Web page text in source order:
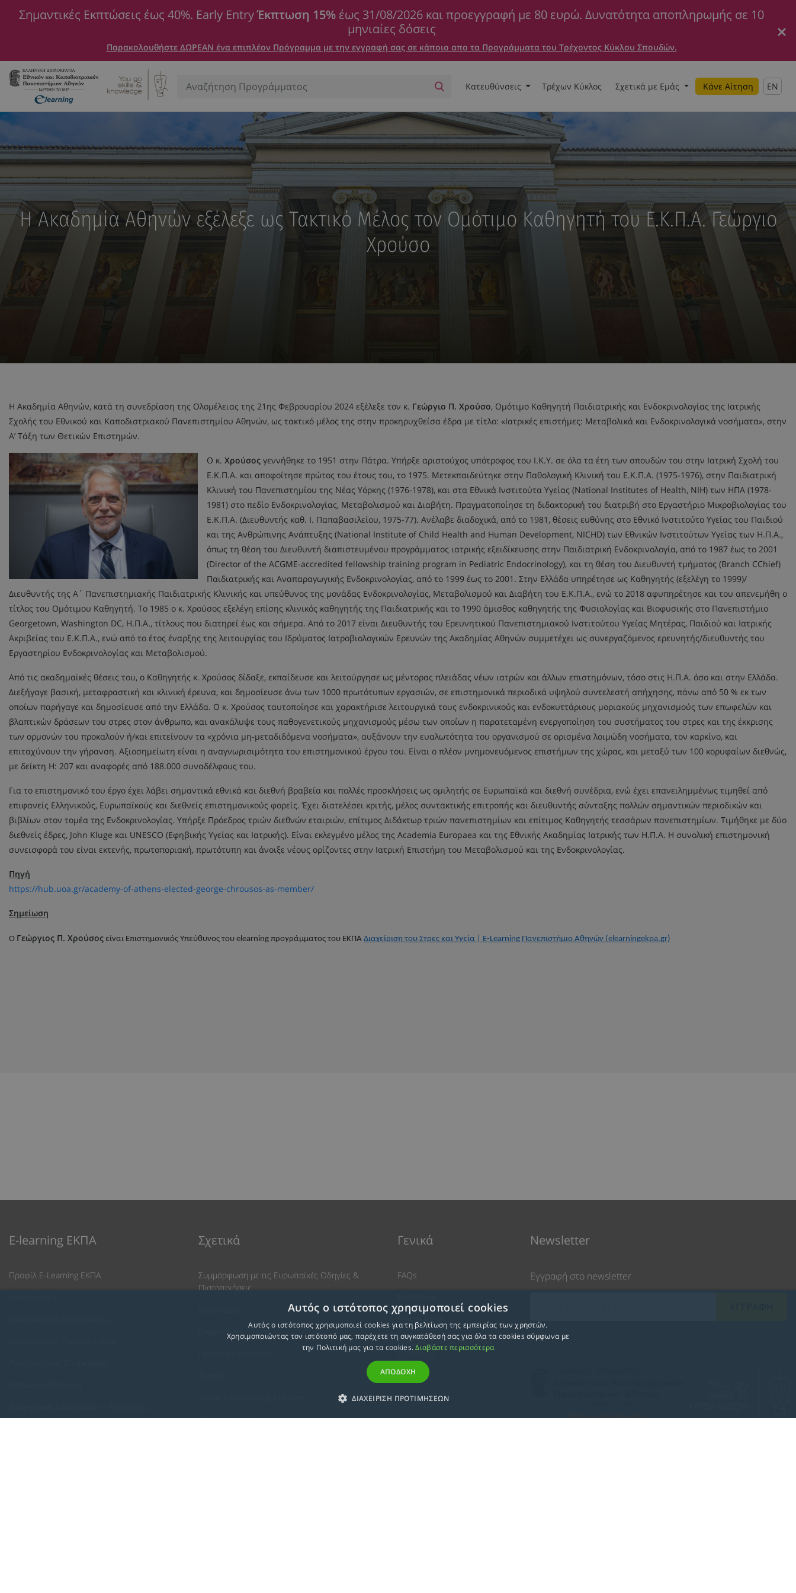
Σημαντικές Εκπτώσεις έως 40%. Early EntryΈκπτωση 15% έως 31/08/2026 και προεγγραφή με 80 ευρώ. Δυνατότητα αποπληρωμής σε 10
μηνιαίες δόσεις
Παρακολουθήστε ΔΩΡΕΑΝ ένα επιπλέον Πρόγραμμα με την εγγραφή σας σε κάποιο απο τα Προγράμματα του Τρέχοντος Κύκλου Σπουδών.
Αναζήτηση:
Κατευθύνσεις Τρέχων Κύκλος Σχετικά με Εμάς Κάνε Αίτηση EN
Η Ακαδημία Αθηνών εξέλεξε ως Τακτικό Μέλος τον Ομότιμο Καθηγητή του Ε.Κ.Π.Α. Γεώργιο
Χρούσο
Η Ακαδημία Αθηνών, κατά τη συνεδρίαση της Ολομέλειας της 21ης Φεβρουαρίου 2024 εξέλεξε τον κ. Γεώργιο Π. Χρούσο, Ομότιμο Καθηγητή Παιδιατρικής και Ενδοκρινολογίας της Ιατρικής
Σχολής του Εθνικού και Καποδιστριακού Πανεπιστημίου Αθηνών, ως τακτικό μέλος της στην προκηρυχθείσα έδρα με τίτλο: «Ιατρικές επιστήμες: Μεταβολικά και Ενδοκρινολογικά νοσήματα», στην
Α’ Τάξη των Θετικών Επιστημών.
Ο κ. Χρούσος γεννήθηκε το 1951 στην Πάτρα. Υπήρξε αριστούχος υπότροφος του Ι.Κ.Υ. σε όλα τα έτη των σπουδών του στην Ιατρική Σχολή του
Ε.Κ.Π.Α. και αποφοίτησε πρώτος του έτους του, το 1975. Μετεκπαιδεύτηκε στην Παθολογική Κλινική του Ε.Κ.Π.Α. (1975-1976), στην Παιδιατρική
Κλινική του Πανεπιστημίου της Νέας Υόρκης (1976-1978), και στα Εθνικά Ινστιτούτα Υγείας (National Institutes of Health, ΝΙΗ) των ΗΠΑ (1978-
1981) στο πεδίο Ενδοκρινολογίας, Μεταβολισμού και Διαβήτη. Πραγματοποίησε τη διδακτορική του διατριβή στο Εργαστήριο Μικροβιολογίας του
Ε.Κ.Π.Α. (Διευθυντής καθ. Ι. Παπαβασιλείου, 1975-77). Ανέλαβε διαδοχικά, από το 1981, θέσεις ευθύνης στο Εθνικό Ινστιτούτο Υγείας του Παιδιού
και της Ανθρώπινης Ανάπτυξης (National Institute of Child Health and Human Development, NICHD) των Εθνικών Ινστιτούτων Υγείας των Η.Π.Α.,
όπως τη θέση του Διευθυντή διαπιστευμένου προγράμματος ιατρικής εξειδίκευσης στην Παιδιατρική Ενδοκρινολογία, από το 1987 έως το 2001
(Director of the ACGME-accredited fellowship training program in Pediatric Endocrinology), και τη θέση του Διευθυντή τμήματος (Branch CChief)
Παιδιατρικής και Αναπαραγωγικής Ενδοκρινολογίας, από το 1999 έως το 2001. Στην Ελλάδα υπηρέτησε ως Καθηγητής (εξελέγη το 1999)/
Διευθυντής της Α΄ Πανεπιστημιακής Παιδιατρικής Κλινικής και υπεύθυνος της μονάδας Ενδοκρινολογίας, Μεταβολισμού και Διαβήτη του Ε.Κ.Π.Α., ενώ το 2018 αφυπηρέτησε και του απενεμήθη ο
τίτλος του Ομότιμου Καθηγητή. Το 1985 ο κ. Χρούσος εξελέγη επίσης κλινικός καθηγητής της Παιδιατρικής και το 1990 άμισθος καθηγητής της Φυσιολογίας και Βιοφυσικής στο Πανεπιστήμιο
Georgetown, Washington DC, Η.Π.Α., τίτλους που διατηρεί έως και σήμερα. Από το 2017 είναι Διευθυντής του Ερευνητικού Πανεπιστημιακού Ινστιτούτου Υγείας Μητέρας, Παιδιού και Ιατρικής
Ακριβείας του Ε.Κ.Π.Α., ενώ από το έτος έναρξης της λειτουργίας του Ιδρύματος Ιατροβιολογικών Ερευνών της Ακαδημίας Αθηνών συμμετέχει ως συνεργαζόμενος ερευνητής/διευθυντής του
Εργαστηρίου Ενδοκρινολογίας και Μεταβολισμού.
Από τις ακαδημαϊκές θέσεις του, ο Καθηγητής κ. Χρούσος δίδαξε, εκπαίδευσε και λειτούργησε ως μέντορας πλειάδας νέων ιατρών και άλλων επιστημόνων, τόσο στις Η.Π.Α. όσο και στην Ελλάδα.
Διεξήγαγε βασική, μεταφραστική και κλινική έρευνα, και δημοσίευσε άνω των 1000 πρωτότυπων εργασιών, σε επιστημονικά περιοδικά υψηλού συντελεστή απήχησης, πάνω από 50 % εκ των
οποίων παρήγαγε και δημοσίευσε από την Ελλάδα. Ο κ. Χρούσος ταυτοποίησε και χαρακτήρισε λειτουργικά τους ενδοκρινικούς και ενδοκυττάριους μοριακούς μηχανισμούς των επωφελών και
βλαπτικών δράσεων του στρες στον άνθρωπο, και ανακάλυψε τους παθογενετικούς μηχανισμούς μέσω των οποίων η παρατεταμένη ενεργοποίηση του συστήματος του στρες και της έκκρισης
των ορμονών του προκαλούν ή/και επιτείνουν τα «χρόνια μη-μεταδιδόμενα νοσήματα», αυξάνουν την ευαλωτότητα του οργανισμού σε ορισμένα λοιμώδη νοσήματα, τον καρκίνο, και
επιταχύνουν την γήρανση. Αξιοσημείωτη είναι η αναγνωρισιμότητα του επιστημονικού έργου του. Είναι ο πλέον μνημονευόμενος επιστήμων της χώρας, και μεταξύ των 100 κορυφαίων διεθνώς,
με δείκτη H: 207 και αναφορές από 188.000 συναδέλφους του.
Για το επιστημονικό του έργο έχει λάβει σημαντικά εθνικά και διεθνή βραβεία και πολλές προσκλήσεις ως ομιλητής σε Ευρωπαϊκά και διεθνή συνέδρια, ενώ έχει επανειλημμένως τιμηθεί από
επιφανείς Ελληνικούς, Ευρωπαϊκούς και διεθνείς επιστημονικούς φορείς. Έχει διατελέσει κριτής, μέλος συντακτικής επιτροπής και διευθυντής σύνταξης πολλών σημαντικών περιοδικών και
βιβλίων στον τομέα της Ενδοκρινολογίας. Υπήρξε Πρόεδρος τριών διεθνών εταιριών, επίτιμος Διδάκτωρ τριών πανεπιστημίων και επίτιμος Καθηγητής τεσσάρων πανεπιστημίων. Τιμήθηκε με δύο
διεθνείς έδρες, John Kluge και UNESCO (Εφηβικής Υγείας και Ιατρικής). Είναι εκλεγμένο μέλος της Academia Europaea και της Εθνικής Ακαδημίας Ιατρικής των Η.Π.Α. Η συνολική επιστημονική
συνεισφορά του είναι εκτενής, πρωτοποριακή, πρωτότυπη και άνοιξε νέους ορίζοντες στην Ιατρική Επιστήμη του Μεταβολισμού και της Ενδοκρινολογίας.
Πηγή
https://hub.uoa.gr/academy-of-athens-elected-george-chrousos-as-member/
Σημείωση
Ο Γεώργιος Π. Χρούσος είναι Επιστημονικός Υπεύθυνος του elearning προγράμματος του ΕΚΠΑ Διαχείριση του Στρες και Υγεία | E-Learning Πανεπιστήμιο Αθηνών (elearningekpa.gr)
E-learning ΕΚΠΑ
Προφίλ E-Learning ΕΚΠΑ
Σχετικά
Συμμόρφωση με τις Ευρωπαϊκές Οδηγίες &
Πιστοποιήσεις
Εταιρική Κατάρτιση
Θέσεις Εργασίας
Γενικά
FAQs
Επικοινωνία
Οδηγίες για τον Κοροvοϊό
COVID-19
Newsletter
Εγγραφή στο newsletter
Αυτός ο ιστότοπος χρησιμοποιεί cookies
Αυτός ο ιστότοπος χρησιμοποιεί cookies για τη βελτίωση της εμπειρίας των χρηστών.
Χρησιμοποιώντας τον ιστότοπό μας, παρέχετε τη συγκατάθεσή σας για όλα τα cookies σύμφωνα με
την Πολιτική μας για τα cookies.Διαβάστε περισσότερα
ΑΠΟΔΟΧΗ
ΔΙΑΧΕΙΡΙΣΗ ΠΡΟΤΙΜΗΣΕΩΝ